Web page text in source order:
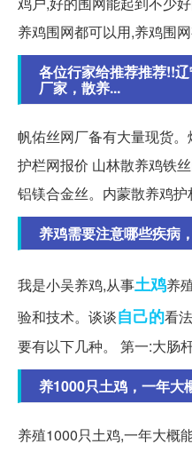
养鸡围网都可以用,养鸡围网
各位行家给推荐推荐!!
厂家，散养...
帆佑丝网厂备有大量现货
护栏网报价 山林散养鸡铁
铝镁合金丝。内蒙散养鸡护
养鸡需要注意哪些疾病
我是小吴养鸡,从事土鸡养
验和技术。谈谈自己的看
要有以下几种。 第一:大肠
养1000只土鸡，一年大
养殖1000只土鸡,一年大概